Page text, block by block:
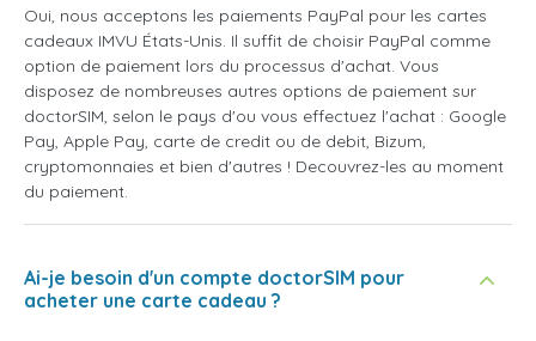
Oui, nous acceptons les paiements PayPal pour les cartes
cadeaux IMVU États-Unis. Il suffit de choisir PayPal comme
option de paiement lors du processus d'achat. Vous
disposez de nombreuses autres options de paiement sur
doctorSIM, selon le pays d'ou vous effectuez l'achat : Google
Pay, Apple Pay, carte de credit ou de debit, Bizum,
cryptomonnaies et bien d'autres ! Decouvrez-les au moment
du paiement.
Ai-je besoin d'un compte doctorSIM pour
acheter une carte cadeau ?